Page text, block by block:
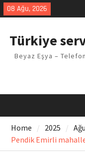
Skip
to
08 Ağu, 2026
Türkiye
Beyaz Eşya –
Home 2025
Pendik Emirli